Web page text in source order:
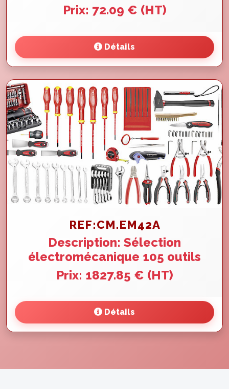
Prix: 72.09 € (HT)
Détails
REF:CM.EM42A
Description: Sélection
électromécanique 105 outils
Prix: 1827.85 € (HT)
Détails